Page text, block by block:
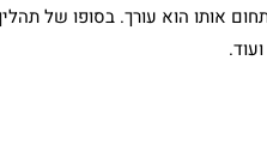
אותו הוא עורך. בסופו של